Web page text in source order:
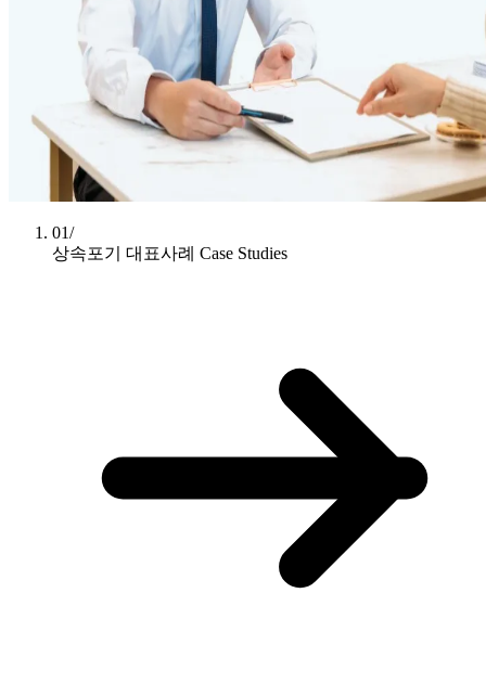
01/
상속포기 대표사례 Case Studies